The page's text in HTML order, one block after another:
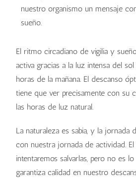
nuestro organismo un mensaje
sueño.
El ritmo circadiano de vigilia y
activa gracias a la luz intensa del
horas de la mañana. El descanso
tiene que ver precisamente con su
las horas de luz natural.
La naturaleza es sabia, y la jornada
con nuestra jornada de actividad.
intentaremos salvarlas, pero no es
garantiza calidad en nuestro